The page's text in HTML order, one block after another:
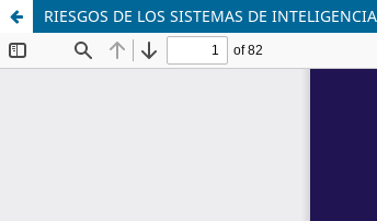
RIESGOS DE LOS SISTEMAS DE